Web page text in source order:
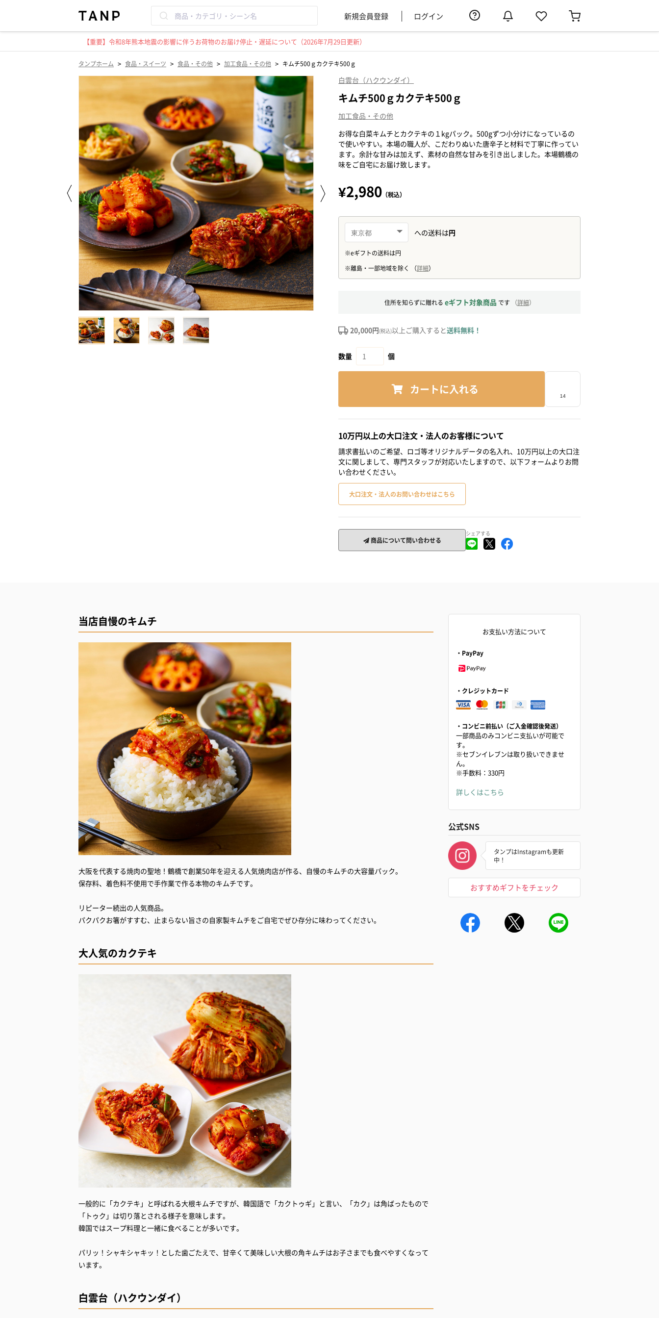
新規会員登録 ログイン
【重要】令和8年熊本地震の影響に伴うお荷物のお届け停止・遅延について（2026年7月29日更新）
タンプホーム > 食品・スイーツ > 食品・その他 > 加工食品・その他 > キムチ500ｇカクテキ500ｇ
白雲台（ハクウンダイ）
キムチ500ｇカクテキ500ｇ
加工食品・その他
お得な白菜キムチとカクテキの１kgパック。500gずつ小分けになっているの
で使いやすい。本場の職人が、こだわりぬいた唐辛子と材料で丁寧に作ってい
ます。余計な甘みは加えず、素材の自然な甘みを引き出しました。本場鶴橋の
味をご自宅にお届け致します。
¥2,980 （税込）
住所を知らずに贈れる eギフト対象商品 です （詳細）
20,000円(税込)以上ご購入すると送料無料！
数量 個
カートに入れる
10万円以上の大口注文・法人のお客様について
請求書払いのご希望、ロゴ等オリジナルデータの名入れ、10万円以上の大口注
文に関しまして、専門スタッフが対応いたしますので、以下フォームよりお問
い合わせください。
大口注文・法人のお問い合わせはこちら
商品について問い合わせる
シェアする
当店自慢のキムチ
大阪を代表する焼肉の聖地！鶴橋で創業50年を迎える人気焼肉店が作る、自慢のキムチの大容量パック。
保存料、着色料不使用で手作業で作る本物のキムチです。
リピーター続出の人気商品。
パクパクお箸がすすむ、止まらない旨さの自家製キムチをご自宅でぜひ存分に味わってください。
大人気のカクテキ
一般的に「カクテキ」と呼ばれる大根キムチですが、韓国語で「カクトゥギ」と言い、「カク」は角ばったもので
「トゥク」は切り落とされる様子を意味します。
韓国ではスープ料理と一緒に食べることが多いです。
パリッ！シャキシャキッ！とした歯ごたえで、甘辛くて美味しい大根の角キムチはお子さまでも食べやすくなって
います。
白雲台（ハクウンダイ）
お支払い方法について
・PayPay
・クレジットカード
・コンビニ前払い（ご入金確認後発送）
一部商品のみコンビニ支払いが可能で
す。
※セブンイレブンは取り扱いできませ
ん。
※手数料：330円
詳しくはこちら
公式SNS
タンプはInstagramも更新
中！
おすすめギフトをチェック